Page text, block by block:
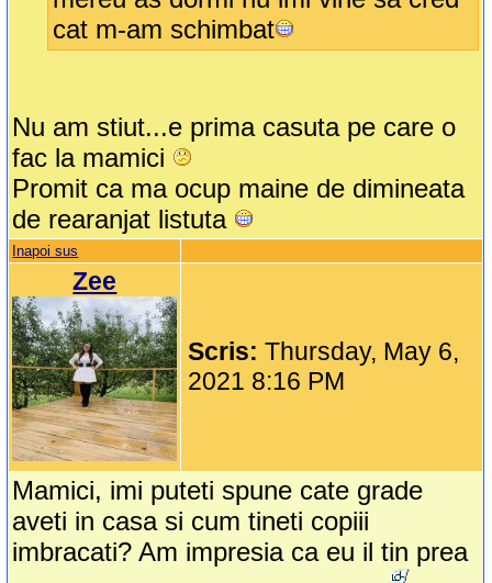
cat m-am schimbat
Nu am stiut...e prima casuta pe care o
fac la mamici
Promit ca ma ocup maine de dimineata
de rearanjat listuta
Inapoi sus
Zee
Scris:Thursday, May 6,
2021 8:16 PM
Mamici, imi puteti spune cate grade
aveti in casa si cum tineti copiii
imbracati? Am impresia ca eu il tin prea